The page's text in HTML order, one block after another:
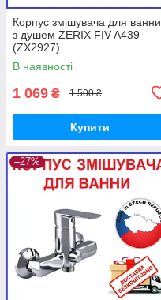
Корпус змішувача для ванни
з душем ZERIX FIV A439
(ZX2927)
В наявності
1 069 ₴ 1 500 ₴
Купити
–27%